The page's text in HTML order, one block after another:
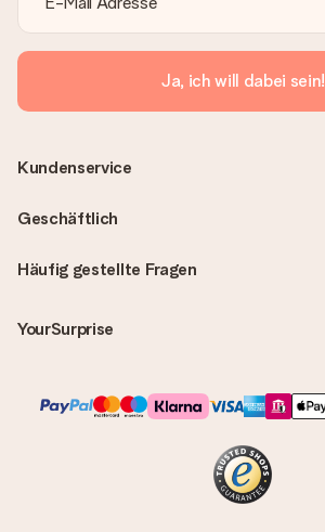
Ja, ich will dabei sein!
Häufig gestellte Fragen
YourSurprise
Kundenservice
Geschäftlich